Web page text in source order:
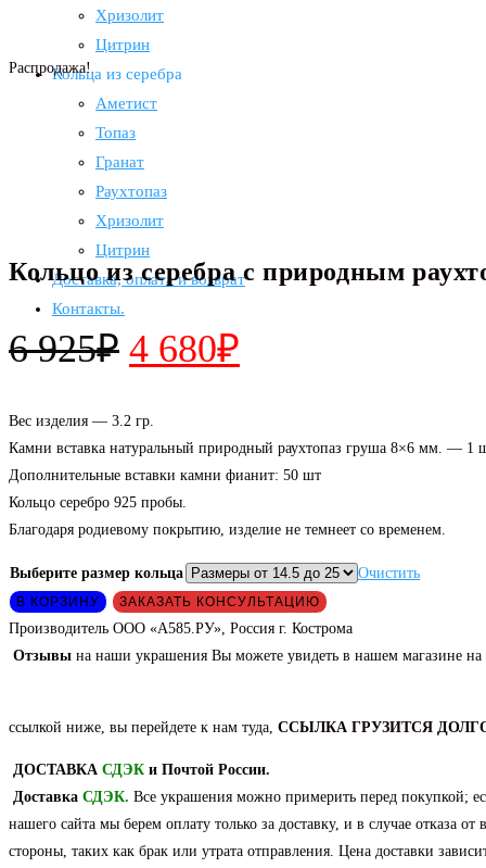
Хризолит
Цитрин
Кольца из серебра
Аметист
Топаз
Гранат
Раухтопаз
Хризолит
Цитрин
Доставка, оплата и возврат
Контакты.
Распродажа!
Кольцо из серебра с природным
6 925₽ Первоначальная
составляла
6
925₽.
4 680₽
680₽.
Вес изделия — 3.2 гр.
Камни вставка натуральный природный раухтопаз груша 8×6 мм. — 1
Дополнительные вставки камни фианит: 50 шт
Кольцо серебро 925 пробы.
Благодаря родиевому покрытию, изделие не темнеет со временем.
Выберите размер кольца
Очистить
Количество
товара
Кольцо
с
природным
раухтопазом.
В КОРЗИНУ ЗАКАЗАТЬ КОНСУЛЬТАЦИЮ
Производитель ООО «А585.РУ», Россия г. Кострома
Отзывы на наши украшения Вы можете увидеть в нашем магазине на
ссылкой ниже, вы перейдете к нам туда, ССЫЛКА ГРУЗИТСЯ
ДОСТАВКА СДЭК и Почтой России.
Доставка СДЭК. Все украшения можно примерить перед покупкой;
нашего сайта мы берем оплату только за доставку, и в случае отказа
стороны, таких как брак или утрата отправления. Цена доставки